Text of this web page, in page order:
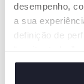
desempenho,
a sua
definição de
“aceitar todos”
cookies. Se
consentimento
OS